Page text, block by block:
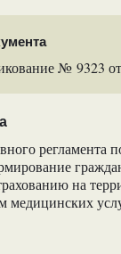
№ 9323
регламента
на
медицинских